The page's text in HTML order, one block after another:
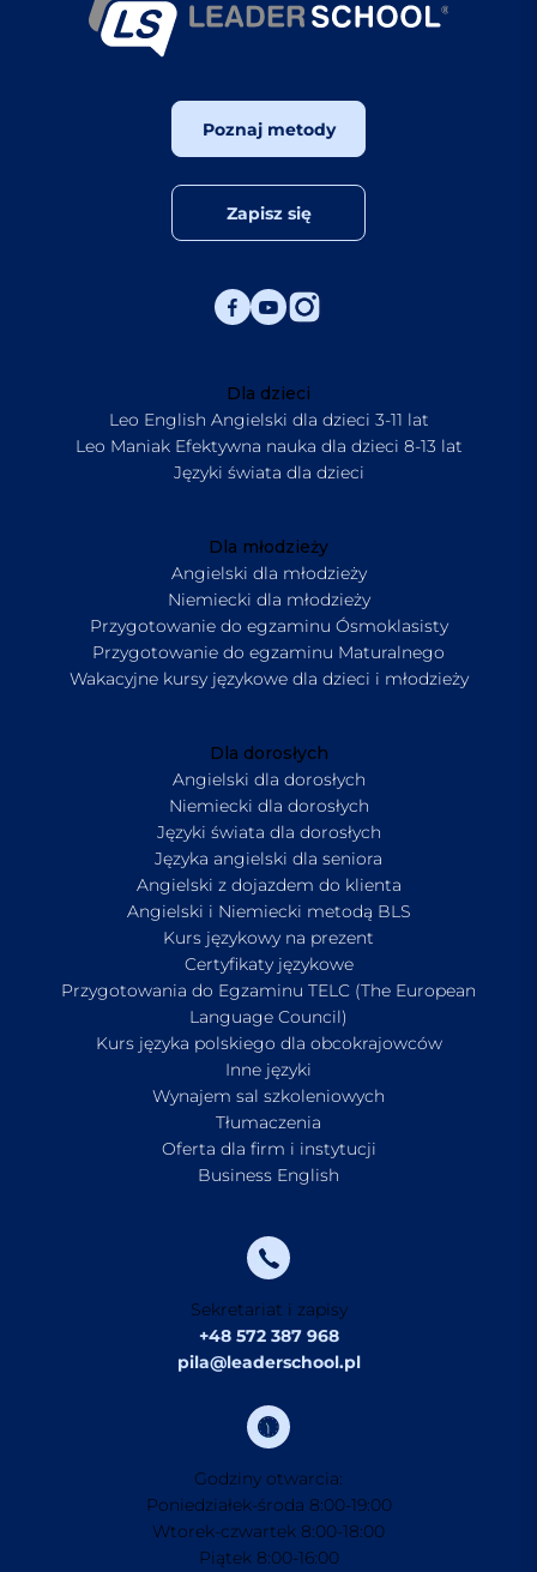
Poznaj metody
Zapisz się
Dla dzieci
Leo English Angielski dla dzieci 3-11 lat
Leo Maniak Efektywna nauka dla dzieci 8-13 lat
Języki świata dla dzieci
Dla młodzieży
Angielski dla młodzieży
Niemiecki dla młodzieży
Przygotowanie do egzaminu Ósmoklasisty
Przygotowanie do egzaminu Maturalnego
Wakacyjne kursy językowe dla dzieci i młodzieży
Dla dorosłych
Angielski dla dorosłych
Niemiecki dla dorosłych
Języki świata dla dorosłych
Języka angielski dla seniora
Angielski z dojazdem do klienta
Angielski i Niemiecki metodą BLS
Kurs językowy na prezent
Certyfikaty językowe
Przygotowania do Egzaminu TELC (The European
Language Council)
Kurs języka polskiego dla obcokrajowców
Inne języki
Wynajem sal szkoleniowych
Tłumaczenia
Oferta dla firm i instytucji
Business English
Sekretariat i zapisy
+48 572 387 968
pila@leaderschool.pl
Godziny otwarcia:
Poniedziałek-środa 8:00-19:00
Wtorek-czwartek 8:00-18:00
Piątek 8:00-16:00